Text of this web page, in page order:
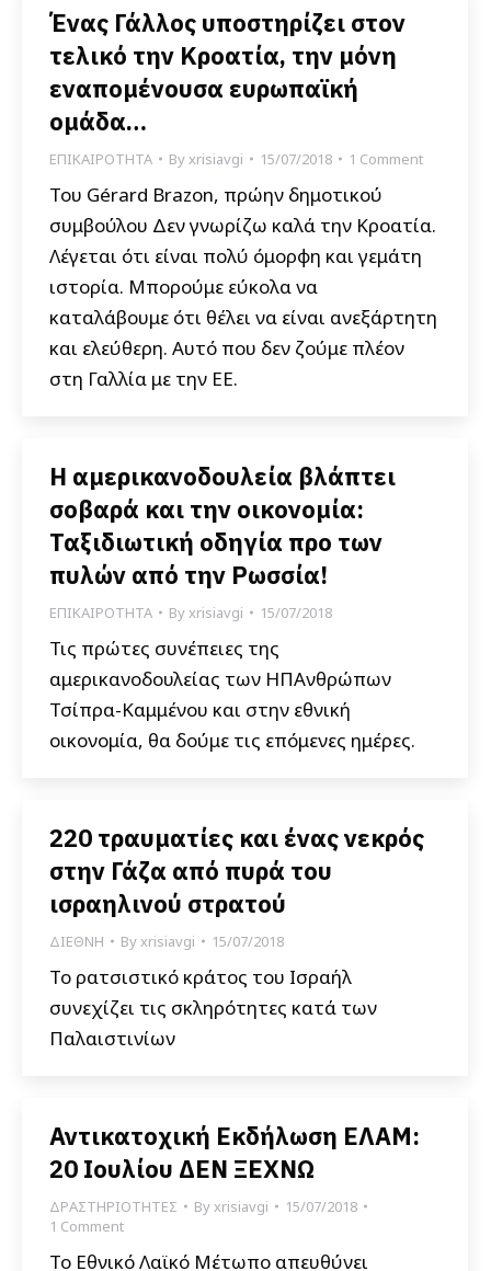
Ένας Γάλλος υποστηρίζει στον
τελικό την Κροατία, την μόνη
εναπομένουσα ευρωπαϊκή
ομάδα…
ΕΠΙΚΑΙΡΟΤΗΤΑ Byxrisiavgi 15/07/2018 1 Comment
Του Gérard Brazon, πρώην δημοτικού
συμβούλου Δεν γνωρίζω καλά την Κροατία.
Λέγεται ότι είναι πολύ όμορφη και γεμάτη
ιστορία. Μπορούμε εύκολα να
καταλάβουμε ότι θέλει να είναι ανεξάρτητη
και ελεύθερη. Αυτό που δεν ζούμε πλέον
στη Γαλλία με την ΕΕ.
Η αμερικανοδουλεία βλάπτει
σοβαρά και την οικονομία:
Ταξιδιωτική οδηγία προ των
πυλών από την Ρωσσία!
ΕΠΙΚΑΙΡΟΤΗΤΑ Byxrisiavgi 15/07/2018
Τις πρώτες συνέπειες της
αμερικανοδουλείας των ΗΠΑνθρώπων
Τσίπρα-Καμμένου και στην εθνική
οικονομία, θα δούμε τις επόμενες ημέρες.
220 τραυματίες και ένας νεκρός
στην Γάζα από πυρά του
ισραηλινού στρατού
ΔΙΕΘΝΗ Byxrisiavgi 15/07/2018
Το ρατσιστικό κράτος του Ισραήλ
συνεχίζει τις σκληρότητες κατά των
Παλαιστινίων
Αντικατοχική Εκδήλωση ΕΛΑΜ:
20 Ιουλίου ΔΕΝ ΞΕΧΝΩ
ΔΡΑΣΤΗΡΙΟΤΗΤΕΣ Byxrisiavgi
15/07/2018
1 Comment
Το Εθνικό Λαϊκό Μέτωπο απευθύνει